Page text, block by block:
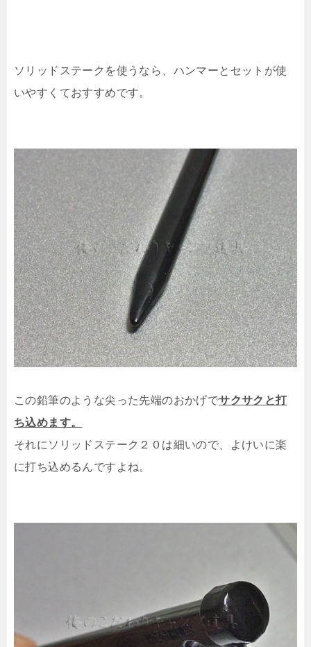
ソリッドステークを使うなら、ハンマーとセットが使
いやすくておすすめです。
この鉛筆のような尖った先端のおかげでサクサクと打
ち込めます。
それにソリッドステーク２０は細いので、よけいに楽
に打ち込めるんですよね。